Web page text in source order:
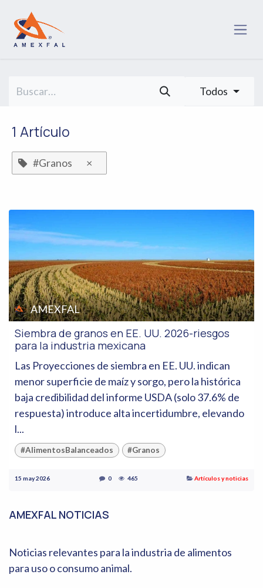
Todos
1 Artículo
#Granos ×
AMEXFAL
Siembra de granos en EE. UU. 2026-riesgos
para la industria mexicana
Las Proyecciones de siembra en EE. UU. indican
menor superficie de maíz y sorgo, pero la histórica
baja credibilidad del informe USDA (solo 37.6% de
respuesta) introduce alta incertidumbre, elevando
l...
#AlimentosBalanceados #Granos
15 may 2026 0 465 Artículos y noticias
AMEXFAL NOTICIAS
Noticias relevantes para la industria de alimentos
para uso o consumo animal.